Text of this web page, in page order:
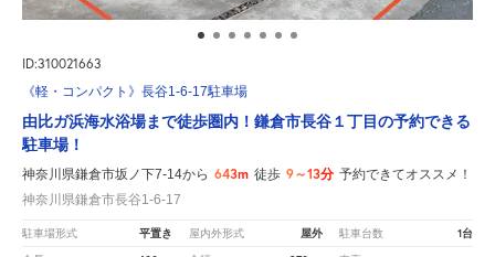
ID:310021663
《軽・コンパクト》長谷1-6-17駐車場
由比ガ浜海水浴場まで徒歩圏内！鎌倉市長谷１丁目の予約できる
駐車場！
神奈川県鎌倉市坂ノ下7-14から 643m 徒歩 9～13分 予約できてオススメ！
神奈川県鎌倉市長谷1-6-17
駐車場形式 平置き 屋内外形式 屋外 駐車台数 1台